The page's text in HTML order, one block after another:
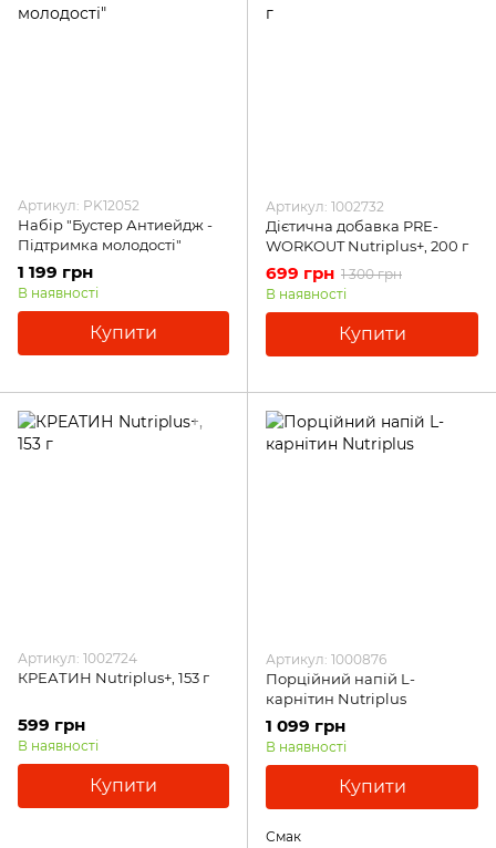
Артикул: PK12052
Набір "Бустер Антиейдж -
Підтримка молодості"
1 199 грн
В наявності
Купити
Артикул: 1002732
Дієтична добавка PRE-
WORKOUT Nutriplus+, 200 г
699 грн 1 300 грн
В наявності
Купити
Артикул: 1002724
КРЕАТИН Nutriplus+, 153 г
599 грн
В наявності
Купити
Артикул: 1000876
Порційний напій L-
карнітин Nutriplus
1 099 грн
В наявності
Купити
Смак